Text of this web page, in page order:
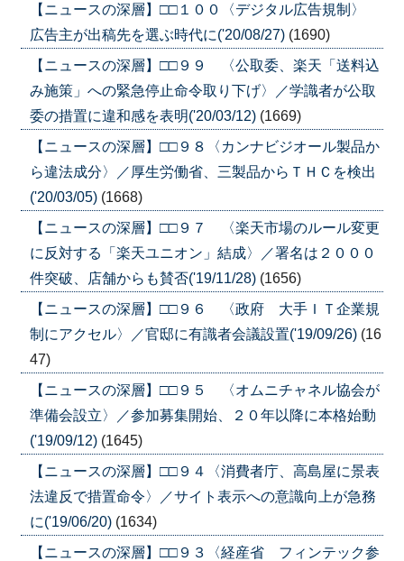
【ニュースの深層】□□１００〈デジタル広告規制〉
広告主が出稿先を選ぶ時代に('20/08/27) (1690)
【ニュースの深層】□□９９ 〈公取委、楽天「送料込
み施策」への緊急停止命令取り下げ〉／学識者が公取
委の措置に違和感を表明('20/03/12) (1669)
【ニュースの深層】□□９８〈カンナビジオール製品か
ら違法成分〉／厚生労働省、三製品からＴＨＣを検出
('20/03/05) (1668)
【ニュースの深層】□□９７ 〈楽天市場のルール変更
に反対する「楽天ユニオン」結成〉／署名は２０００
件突破、店舗からも賛否('19/11/28) (1656)
【ニュースの深層】□□９６ 〈政府 大手ＩＴ企業規
制にアクセル〉／官邸に有識者会議設置('19/09/26) (16
47)
【ニュースの深層】□□９５ 〈オムニチャネル協会が
準備会設立〉／参加募集開始、２０年以降に本格始動
('19/09/12) (1645)
【ニュースの深層】□□９４〈消費者庁、高島屋に景表
法違反で措置命令〉／サイト表示への意識向上が急務
に('19/06/20) (1634)
【ニュースの深層】□□９３〈経産省 フィンテック参